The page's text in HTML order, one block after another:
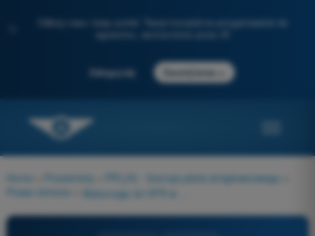
Odkryj nasz nowy portal: Twoje kompletne przygotowanie do
Zaloguj się Zacznij teraz
Home Przedmioty PPL(H) - licencja pilota śmigłowcowego
Prawo lotnicze